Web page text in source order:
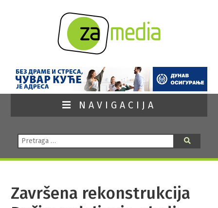
NAVIGACIJA
Pretraga:
Završena rekonstrukcija